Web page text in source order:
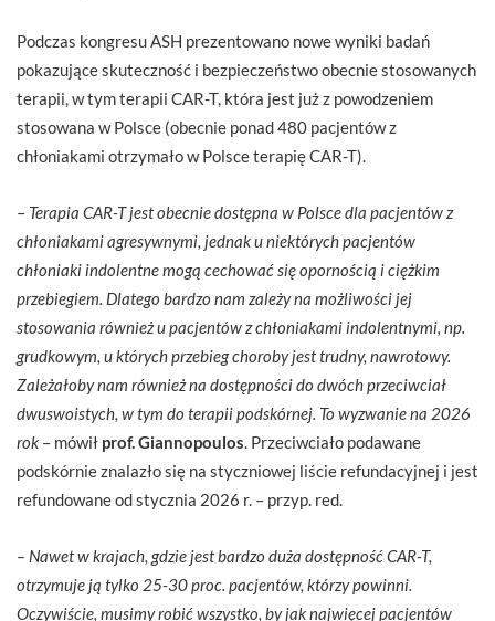
Podczas kongresu ASH prezentowano nowe wyniki badań
pokazujące skuteczność i bezpieczeństwo obecnie stosowanych
terapii, w tym terapii CAR-T, która jest już z powodzeniem
stosowana w Polsce (obecnie ponad 480 pacjentów z
chłoniakami otrzymało w Polsce terapię CAR-T).
– Terapia CAR-T jest obecnie dostępna w Polsce dla pacjentów z
chłoniakami agresywnymi, jednak u niektórych pacjentów
chłoniaki indolentne mogą cechować się opornością i ciężkim
przebiegiem. Dlatego bardzo nam zależy na możliwości jej
stosowania również u pacjentów z chłoniakami indolentnymi, np.
grudkowym, u których przebieg choroby jest trudny, nawrotowy.
Zależałoby nam również na dostępności do dwóch przeciwciał
dwuswoistych, w tym do terapii podskórnej. To wyzwanie na 2026
rok – mówił prof. Giannopoulos . Przeciwciało podawane
podskórnie znalazło się na styczniowej liście refundacyjnej i jest
refundowane od stycznia 2026 r. – przyp. red.
– Nawet w krajach, gdzie jest bardzo duża dostępność CAR-T,
otrzymuje ją tylko 25-30 proc. pacjentów, którzy powinni.
Oczywiście, musimy robić wszystko, by jak najwięcej pacjentów